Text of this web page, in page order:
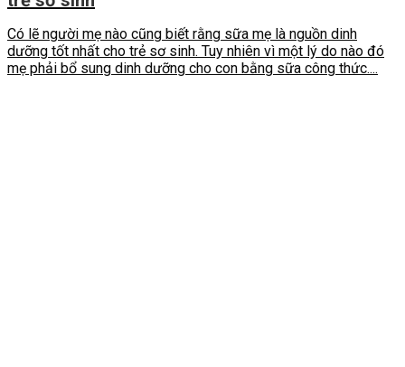
Có lẽ người mẹ nào cũng biết rằng sữa mẹ là nguồn dinh
dưỡng tốt nhất cho trẻ sơ sinh. Tuy nhiên vì một lý do nào đó
mẹ phải bổ sung dinh dưỡng cho con bằng sữa công thức....